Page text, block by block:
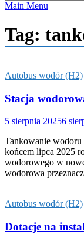
Main Menu
Tag:
Autobus wodór (H2)
Stacja
5 sierpnia 20256
Tankowanie wodoru
końcem lipca 2025
wodorowego w
wodorowa
Autobus wodór (H2)
Dotacje na